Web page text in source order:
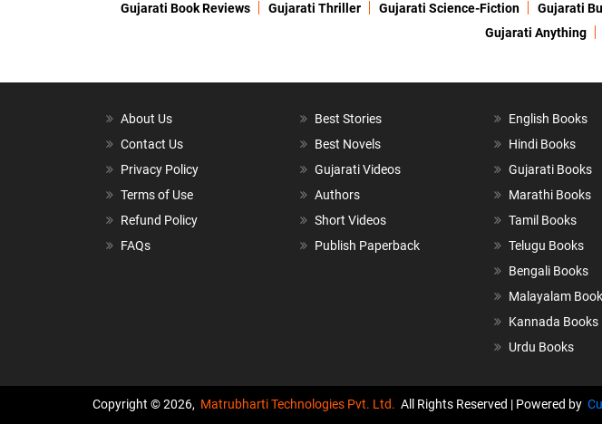
Gujarati Book Reviews
Gujarati Thriller Gujarati Science-Fiction Gujarati
Gujarati Anything
About Us
Contact Us
Privacy Policy
Terms of Use
Refund Policy
FAQs
Best Stories
Best Novels
Gujarati Videos
Authors
Short Videos
Publish Paperback
English Books
Hindi Books
Gujarati Books
Marathi Books
Tamil Books
Telugu Books
Bengali Books
Malayalam
Kannada Books
Urdu Books
Copyright © 2026, Matrubharti Technologies Pvt. Ltd. All Rights Reserved | Powered by